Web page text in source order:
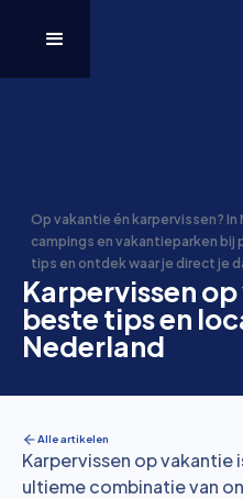
Op vakantie én karpervissen?
campings en vakantieparken
tips en ontdek waar je direct je
Karpervissen
beste tips en
Nederland
Alle artikelen
Karpervissen op
ultieme combinatie van